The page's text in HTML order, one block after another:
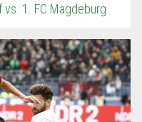
vs. 1. FC Magdeburg